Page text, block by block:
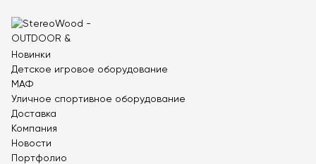
Футбольные ворота
Мобильные и стационарные трибуны
Показать все товары
О компании
Партнёрам
Новинки
Детское игровое оборудование
МАФ
Уличное спортивное оборудование
Доставка
Компания
Новости
Портфолио